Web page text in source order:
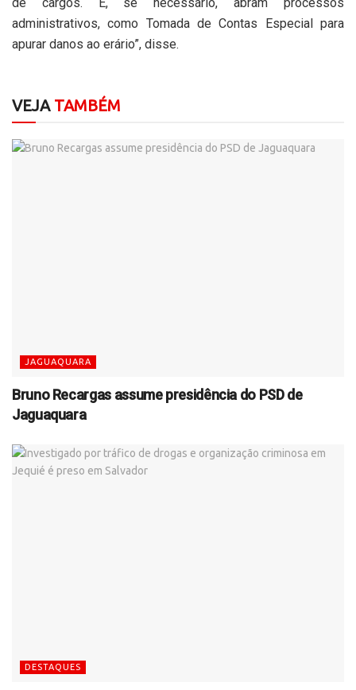
administrativos, como Tomada de Contas Especial para
apurar danos ao erário”, disse.
VEJATAMBÉM
JAGUAQUARA
Bruno Recargas assume presidência do PSD de
Jaguaquara
DESTAQUES